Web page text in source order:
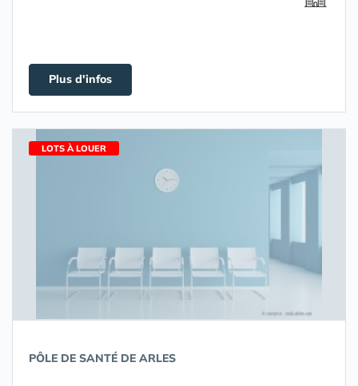
Plus d'infos
LOTS À LOUER
PÔLE DE SANTÉ DE ARLES